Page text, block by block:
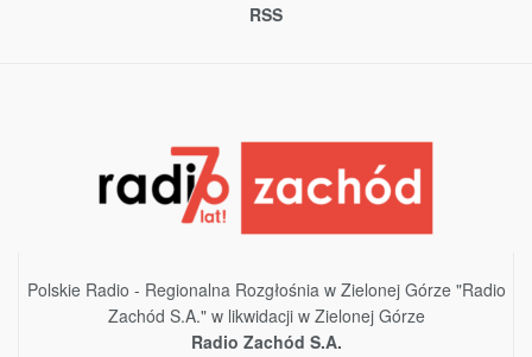
RSS
Polskie Radio - Regionalna Rozgłośnia w Zielonej Górze "Radio
Zachód S.A." w likwidacji w Zielonej Górze
Radio Zachód S.A.